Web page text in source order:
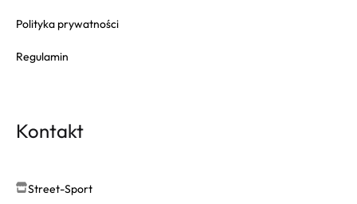
Polityka prywatności
Regulamin
Kontakt
Street-Sport